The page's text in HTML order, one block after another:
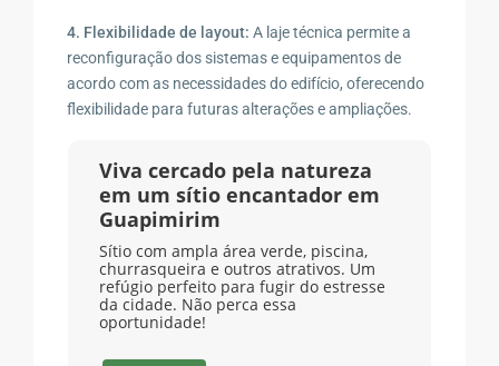
4. Flexibilidade de layout: A laje técnica permite a
reconfiguração dos sistemas e equipamentos de
acordo com as necessidades do edifício, oferecendo
flexibilidade para futuras alterações e ampliações.
Viva cercado pela natureza
em um sítio encantador em
Guapimirim
Sítio com ampla área verde, piscina,
churrasqueira e outros atrativos. Um
refúgio perfeito para fugir do estresse
da cidade. Não perca essa
oportunidade!